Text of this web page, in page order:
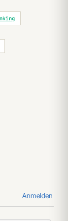
Anmelden